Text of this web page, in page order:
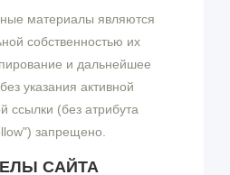
материалы являются
собственностью их
и дальнейшее
указания активной
ссылки (без атрибута
запрещено.
САЙТА